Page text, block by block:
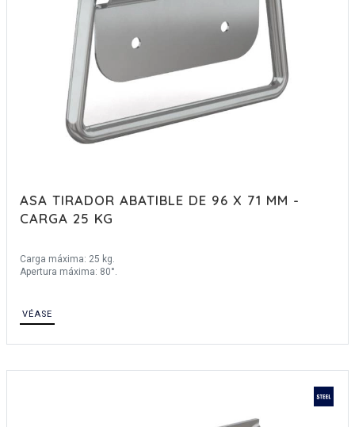
ASA TIRADOR ABATIBLE DE 96 X 71 MM -
CARGA 25 KG
Carga máxima: 25 kg.
Apertura máxima: 80°.
VÉASE